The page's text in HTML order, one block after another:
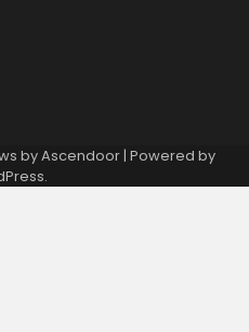
byAscendoor| Powered by
.